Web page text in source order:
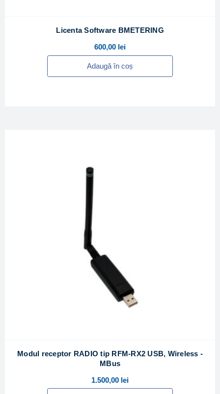
Licenta Software BMETERING
600,00 lei
Adaugă în coș
Modul receptor RADIO tip RFM-RX2 USB, Wireless -
MBus
1.500,00 lei